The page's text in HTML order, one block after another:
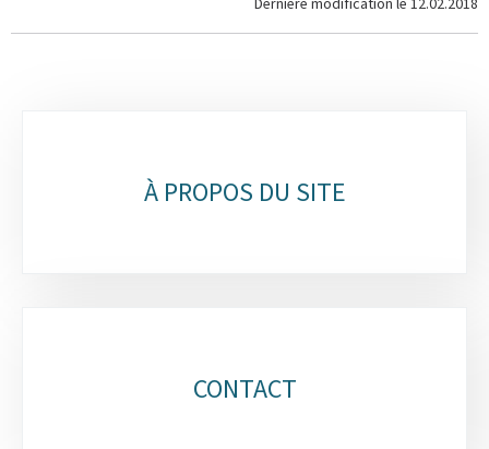
À PROPOS DU SITE
CONTACT